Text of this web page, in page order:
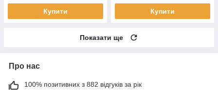
Купити Купити
Показати ще
Про нас
100% позитивних з 882 відгуків за рік